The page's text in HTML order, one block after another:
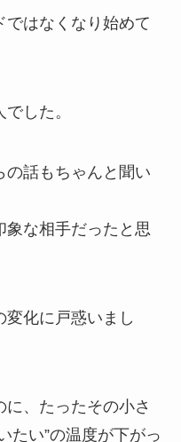
ではなくなり始めて
した。
の話もちゃんと聞い
象な相手だったと思
化に戸惑いまし
、たったその小さ
たい”の温度が下がっ